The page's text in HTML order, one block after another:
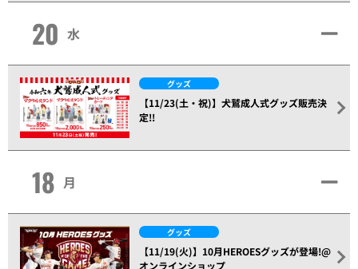
20 水
グッズ
【11/23(土・祝)】犬鷲成人式グッズ販売決
定!!
18 月
グッズ
【11/19(火)】10月HEROESグッズが登場!@
オンラインショップ